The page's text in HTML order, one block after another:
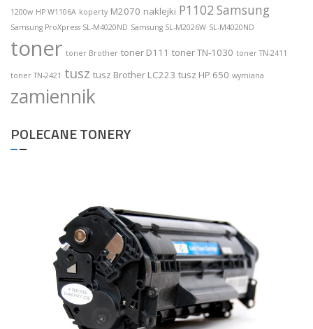
1200w HP W1106A koperty M2070 naklejki P1102 Samsung
Samsung ProXpress SL-M4020ND Samsung SL-M2026W SL-M4020ND
toner toner Brother toner D111 toner TN-1030 toner TN-2411
toner TN-2421 tusz tusz Brother LC223 tusz HP 650 wymiana
zamiennik
POLECANE TONERY